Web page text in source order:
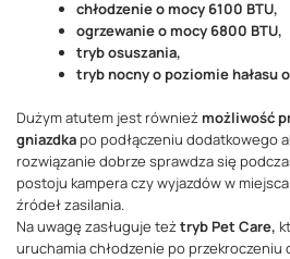
chłodzenie o mocy 6100 BTU,
ogrzewanie o mocy 6800 BTU,
tryb osuszania,
tryb nocny o poziomie hałasu
Dużym atutem jest również możliwość
gniazdka po podłączeniu dodatkowego
rozwiązanie dobrze sprawdza się
postoju kampera czy wyjazdów w
źródeł zasilania.
Na uwagę zasługuje teżtryb Pet Care,
uruchamia chłodzenie po